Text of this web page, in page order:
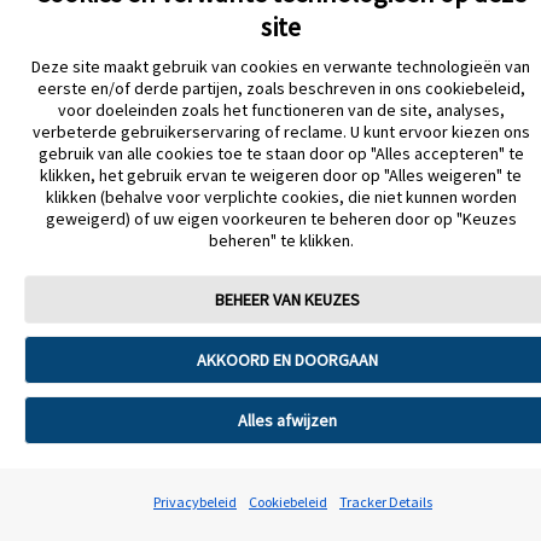
Cookiebeleid
Verklaring inzake Dataverordening
Cookie Voorkeursinstellingen
© 2026 Abbott. Alle rechten voorbehouden. Libre, het vlinder logo, de vorm
van de sensor, de kleur geel en gerelateerde merkaanduidingen zijn
intellectueel eigendom van Abbott. iPhone en App Store zijn handelsmerken
van Apple Inc. Android en Google Play zijn handelsmerken van Google LLC.
Andere handelsmerken zijn het eigendom van hun respectievelijke
De informatie op deze website is enkel bedoeld voor zorgprofessionals van
Abbott B.V. , Wegalaan 9, 2132 JD Hoofddorp. ADC-2664675 v11.0
site
Deze site maakt gebruik van cookies en verwante technologieën van
eerste en/of derde partijen, zoals beschreven in ons cookiebeleid,
voor doeleinden zoals het functioneren van de site, analyses,
verbeterde gebruikerservaring of reclame. U kunt ervoor kiezen ons
gebruik van alle cookies toe te staan door op "Alles accepteren" te
klikken, het gebruik ervan te weigeren door op "Alles weigeren" te
klikken (behalve voor verplichte cookies, die niet kunnen worden
geweigerd) of uw eigen voorkeuren te beheren door op "Keuzes
beheren" te klikken.
BEHEER VAN KEUZES
AKKOORD EN DOORGAAN
Alles afwijzen
Privacybeleid Cookiebeleid Tracker Details